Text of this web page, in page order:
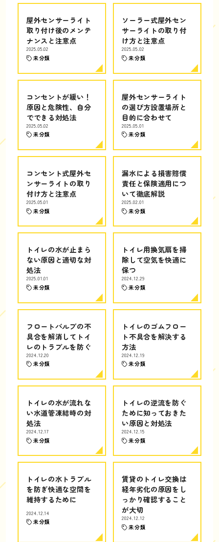
屋外センサーライト
取り付け後のメンテ
ナンスと注意点
2025.05.02
未分類
ソーラー式屋外セン
サーライトの取り付
け方と注意点
2025.05.02
未分類
コンセントが緩い！
原因と危険性、自分
でできる対処法
2025.05.02
未分類
屋外センサーライト
の選び方設置場所と
目的に合わせて
2025.05.01
未分類
コンセント式屋外セ
ンサーライトの取り
付け方と注意点
2025.05.01
未分類
漏水による損害賠償
責任と保険適用につ
いて徹底解説
2025.02.01
未分類
トイレの水が止まら
ない原因と適切な対
処法
2025.01.01
未分類
トイレ用換気扇を掃
除して空気を快適に
保つ
2024.12.29
未分類
フロートバルブの不
具合を解消してトイ
レのトラブルを防ぐ
2024.12.20
未分類
トイレのゴムフロー
ト不具合を解決する
方法
2024.12.19
未分類
トイレの水が流れな
い水道管凍結時の対
処法
2024.12.17
未分類
トイレの逆流を防ぐ
ために知っておきた
い原因と対処法
2024.12.15
未分類
トイレの水トラブル
を防ぎ快適な空間を
維持するために
2024.12.14
未分類
賃貸のトイレ交換は
経年劣化の原因をし
っかり確認すること
が大切
2024.12.12
未分類